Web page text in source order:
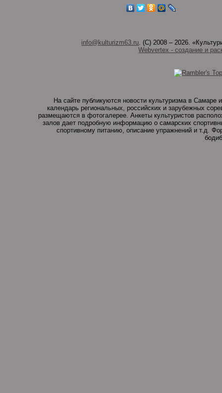
info@kulturizm63.ru . (C) 2008 – 2026.
Webvertex - создание и
На сайте публикуются новости культуризма в
календарь региональных, российских и зарубежных
размещаются в фотогалерее. Анкеты культуристов
залов дает подробную информацию о самарских
спортивному питанию, описание упражнений и т.д.